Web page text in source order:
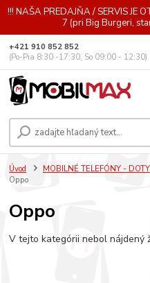
!!! NAŠA PREDAJŇA / SERVIS JE
7 (pri Big Burgeri,
+421 910 852 852
(Po-Pia 8:30 -17:30, So 09:00 - 12:30)
Úvod MOBILNÉ TELEFÓNY -
Oppo
Oppo
V tejto kategórii nebol nájdený